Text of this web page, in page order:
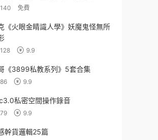
140 免費
《火眼金睛識人學》妖魔鬼怪無所
128 9.9
《3899私教系列》5套合集
86 9.9
私密空間操作錄音
79 9.9
幹貨邏輯25篇